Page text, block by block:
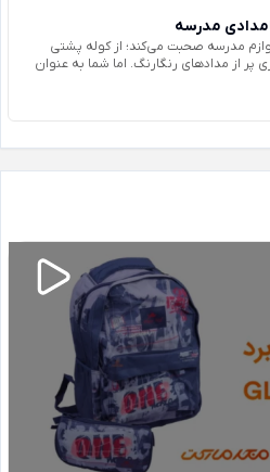
مدرسه
مدرسه صحبت می‌کند؛ از کوله پشتی
پر از مدادهای رنگارنگ. اما شما به عنوان